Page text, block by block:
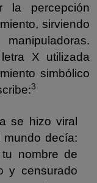
la percepción
sirviendo
X utilizada
simbólico
3
se hizo viral
mundo decía:
nombre de
y censurado